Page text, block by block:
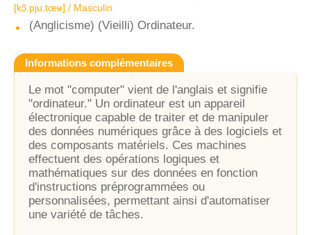
[kɔ̃.pju.tœʁ] / Masculin
(Anglicisme) (Vieilli) Ordinateur.
Informations complémentaires
Le mot "computer" vient de l'anglais et signifie
"ordinateur." Un ordinateur est un appareil
électronique capable de traiter et de manipuler
des données numériques grâce à des logiciels et
des composants matériels. Ces machines
effectuent des opérations logiques et
mathématiques sur des données en fonction
d'instructions préprogrammées ou
personnalisées, permettant ainsi d'automatiser
une variété de tâches.